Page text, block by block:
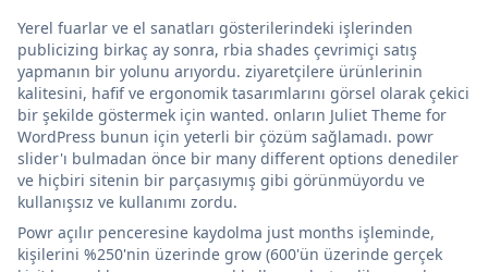
Yerel fuarlar ve el sanatları gösterilerindeki işlerinden
publicizing birkaç ay sonra, rbia shades çevrimiçi satış
yapmanın bir yolunu arıyordu. ziyaretçilere ürünlerinin
kalitesini, hafif ve ergonomik tasarımlarını görsel olarak çekici
bir şekilde göstermek için wanted. onların Juliet Theme for
WordPress bunun için yeterli bir çözüm sağlamadı. powr
slider'ı bulmadan önce bir many different options denediler
ve hiçbiri sitenin bir parçasıymış gibi görünmüyordu ve
kullanışsız ve kullanımı zordu.
Powr açılır penceresine kaydolma just months işleminde,
kişilerini %250'nin üzerinde grow (600'ün üzerinde gerçek